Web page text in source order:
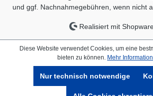
und ggf. Nachnahmegebühren, wenn nicht
Realisiert mit
Diese Website verwendet Cookies, um eine
bieten zu können. Mehr
Nur technisch notwendige